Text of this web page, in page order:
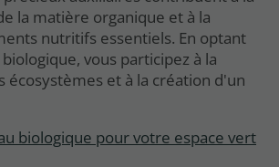
la matière organique et à la
nutritifs essentiels. En optant
vous participez à la
écosystèmes et à la création d'un
biologique pour votre espace vert